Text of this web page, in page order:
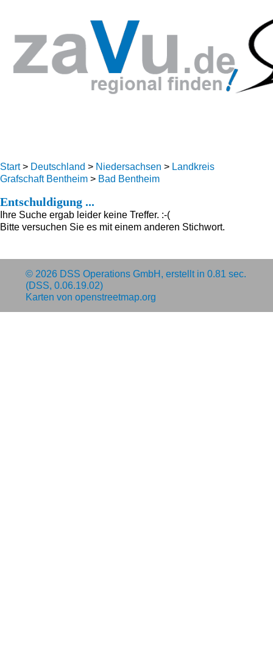
Start> Deutschland > Niedersachsen > Landkreis
Grafschaft Bentheim > Bad Bentheim
Entschuldigung ...
Ihre Suche ergab leider keine Treffer. :-(
Bitte versuchen Sie es mit einem anderen Stichwort.
© 2026 DSS Operations GmbH , erstellt in 0.81 sec.
(DSS, 0.06.19.02)
Karten von openstreetmap.org